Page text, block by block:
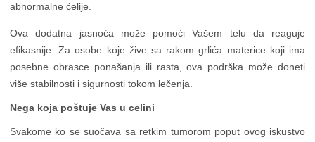
abnormalne ćelije.
Ova dodatna jasnoća može pomoći Vašem telu da reaguje
efikasnije. Za osobe koje žive sa rakom grlića materice koji ima
posebne obrasce ponašanja ili rasta, ova podrška može doneti
više stabilnosti i sigurnosti tokom lečenja.
Nega koja poštuje Vas u celini
Svakome ko se suočava sa retkim tumorom poput ovog iskustvo